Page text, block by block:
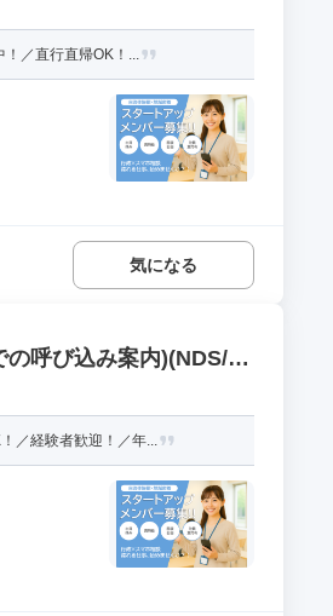
／直行直帰OK！...
気になる
の呼び込み案内)(NDS/P
／経験者歓迎！／年...